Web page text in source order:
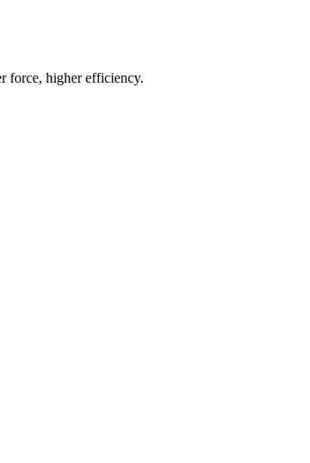
force, higher efficiency.